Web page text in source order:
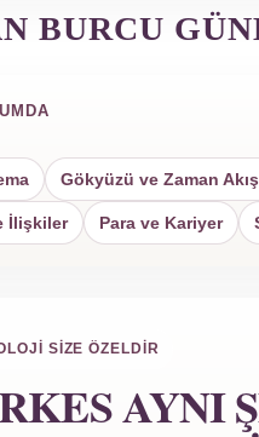
BURCU
Gökyüzü ve Zaman
İlişkiler Para ve Kariyer
SIZE ÖZELDIR
AYNI